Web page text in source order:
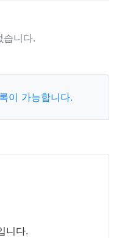
습니다.
이 가능합니다.
니다.